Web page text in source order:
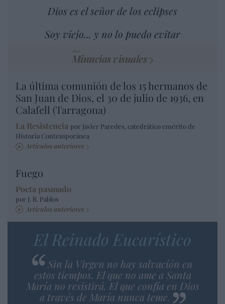
Dios es el señor de los eclipses
Soy viejo... y no lo puedo evitar
Minucias visuales
La última comunión de los 15 hermanos de
San Juan de Dios, el 30 de julio de 1936, en
Calafell (Tarragona)
La Resistencia por Javier Paredes, catedrático emérito de
Historia Contemporánea
Artículos anteriores
Fuego
Poeta pasmado
por J. R. Pablos
Artículos anteriores
El Reinado Eucarístico
Sin la Virgen no hay salvación en
estos tiempos. El que no ame a Santa
María no resistirá. El que confía en Dios
a través de María nunca teme.